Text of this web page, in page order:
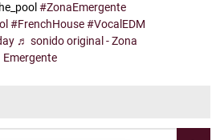
#ZonaEmergente
#FrenchHouse #VocalEDM
♬ sonido original - Zona
Emergente